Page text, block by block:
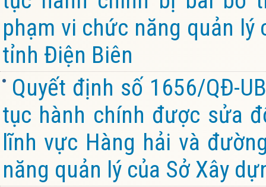
phạm vi chức năng quản
tỉnh Điện Biên
Quyết định số 1656/QĐ-
tục hành chính được sửa
lĩnh vực Hàng hải và
năng quản lý của Sở Xây